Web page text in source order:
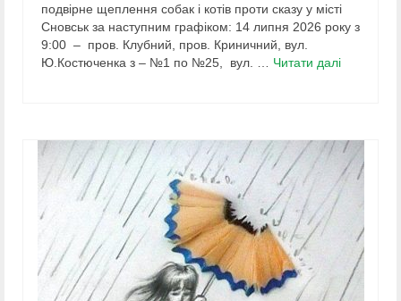
подвірне щеплення собак і котів проти сказу у місті
Сновськ за наступним графіком: 14 липня 2026 року з
9:00 – пров. Клубний, пров. Криничний, вул.
Ю.Костюченка з – №1 по №25, вул. … Читати далі